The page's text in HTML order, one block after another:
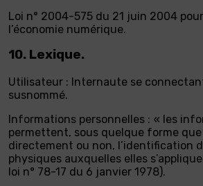
Loi n° 2004-575 du 21 juin 2004
l’économie numérique.
10. Lexique.
Utilisateur : Internaute se
susnommé.
Informations personnelles : « les
permettent, sous quelque forme
directement ou non, l’identification
physiques auxquelles elles
loi n° 78-17 du 6 janvier 1978).